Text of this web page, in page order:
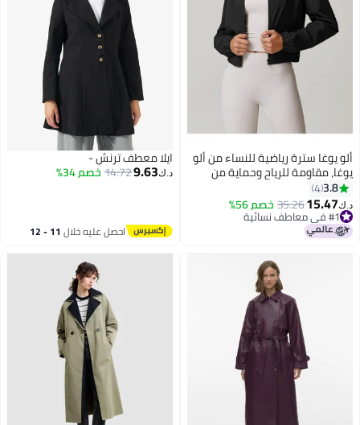
3
ألو يوغا سترة رياضية للنساء من ألو
يوغا، مقاومة للرياح وحماية من
أشعة الشمس، رفيعة وخفيفة
الوزن، مناسبة للأنشطة الخارجية
واليوغا واللياقة البدنية
3.8
4
د.ك‏15.47
35.26خصم 56%
#1 في معاطف نسائية
#1 في معاطف نسائية
ايلا معطف ترنش -
د.ك‏9.63
14.72خصم 34%
احصل عليه خلال 11 - 12